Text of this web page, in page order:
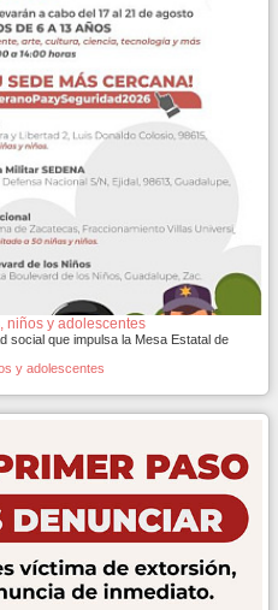
niños y adolescentes
social que impulsa la Mesa Estatal de
y adolescentes